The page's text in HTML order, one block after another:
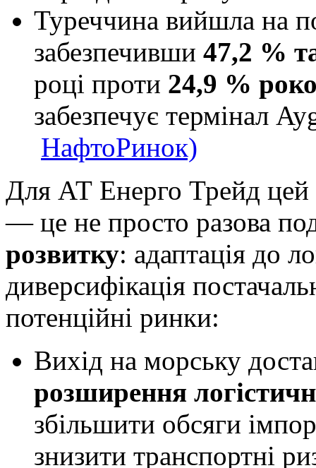
Туреччина вийшла на
забезпечивши 47,2 %
році проти 24,9 %
забезпечує термінал
НафтоРинок)
Для АТ Енерго Трейд цей
— це не просто разова
розвитку: адаптація до
диверсифікація
потенційні ринки:
Вихід на морську
розширення
збільшити обсяги
знизити транспортні